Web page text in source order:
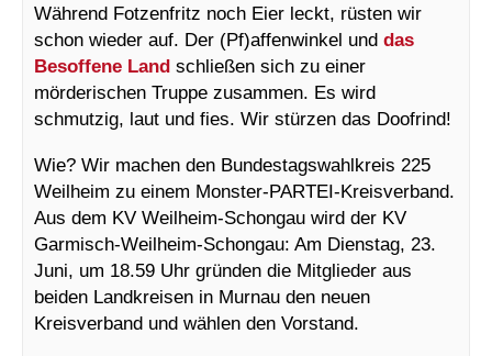
Während Fotzenfritz noch Eier leckt, rüsten wir
schon wieder auf. Der (Pf)affenwinkel und das
Besoffene Land schließen sich zu einer
mörderischen Truppe zusammen. Es wird
schmutzig, laut und fies. Wir stürzen das Doofrind!
Wie? Wir machen den Bundestagswahlkreis 225
Weilheim zu einem Monster-PARTEI-Kreisverband.
Aus dem KV Weilheim-Schongau wird der KV
Garmisch-Weilheim-Schongau: Am Dienstag, 23.
Juni, um 18.59 Uhr gründen die Mitglieder aus
beiden Landkreisen in Murnau den neuen
Kreisverband und wählen den Vorstand.